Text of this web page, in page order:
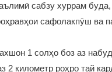
сабзу хуррам
сафолакпӯш ва
1 солҳо боз аз
2 километр роҳро тай